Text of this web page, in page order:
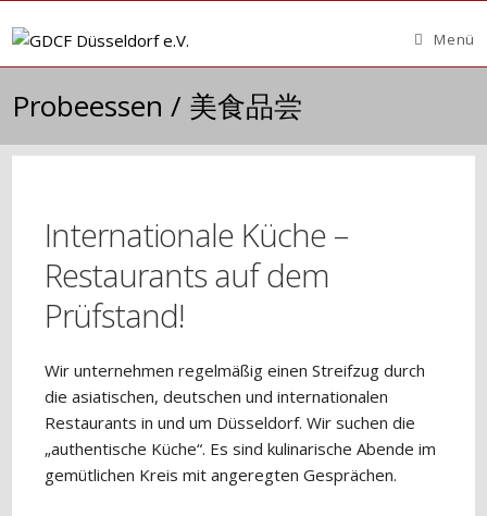
Inhalt
Menü
Probeessen / 美食品尝
Internationale Küche –
Restaurants auf dem
Prüfstand!
Wir unternehmen regelmäßig einen Streifzug durch
die asiatischen, deutschen und internationalen
Restaurants in und um Düsseldorf. Wir suchen die
„authentische Küche“. Es sind kulinarische Abende im
gemütlichen Kreis mit angeregten Gesprächen.